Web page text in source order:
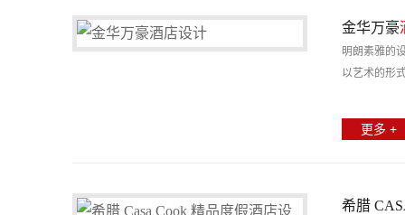
金华万豪
明朗素雅的
以艺术的形
更多 +
希腊